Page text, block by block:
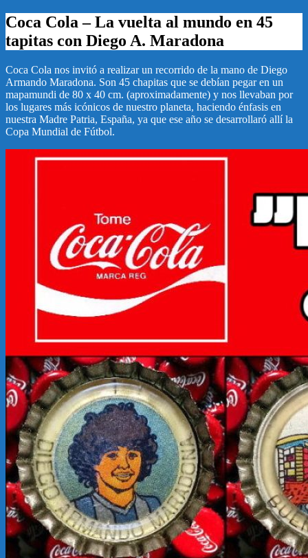
Coca Cola – La vuelta al mundo en 45
tapitas con Diego A. Maradona
Coca Cola nos invitó a realizar un recorrido de la mano de Diego
Armando Maradona. Son 45 chapitas que se debían pegar en un
mapamundi de 80 x 40 cm. (aproximadamente) y nos llevaban por
los lugares más icónicos de nuestro planeta, haciendo énfasis en
nuestra Madre Patria, España, ya que ese año se desarrollaró allí la
Copa Mundial de Fútbol.